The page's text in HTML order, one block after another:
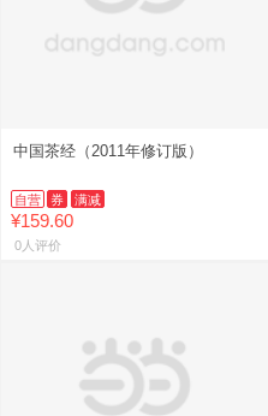
中国茶经（2011年修订版）
自营 券 满减
¥159.60
0人评价